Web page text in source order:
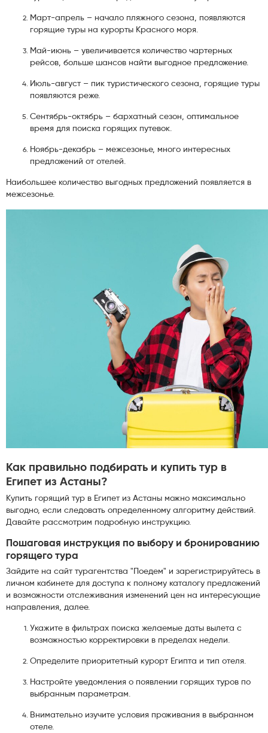
Март-апрель – начало пляжного сезона, появляются
горящие туры на курорты Красного моря.
Май-июнь – увеличивается количество чартерных
рейсов, больше шансов найти выгодное предложение.
Июль-август – пик туристического сезона, горящие туры
появляются реже.
Сентябрь-октябрь – бархатный сезон, оптимальное
время для поиска горящих путевок.
Ноябрь-декабрь – межсезонье, много интересных
предложений от отелей.
Наибольшее количество выгодных предложений появляется в
межсезонье.
Как правильно подбирать и купить тур в
Египет из Астаны?
Купить горящий тур в Египет из Астаны можно максимально
выгодно, если следовать определенному алгоритму действий.
Давайте рассмотрим подробную инструкцию.
Пошаговая инструкция по выбору и бронированию
горящего тура
Зайдите на сайт турагентства "Поедем" и зарегистрируйтесь в
личном кабинете для доступа к полному каталогу предложений
и возможности отслеживания изменений цен на интересующие
направления, далее.
Укажите в фильтрах поиска желаемые даты вылета с
возможностью корректировки в пределах недели.
Определите приоритетный курорт Египта и тип отеля.
Настройте уведомления о появлении горящих туров по
выбранным параметрам.
Внимательно изучите условия проживания в выбранном
отеле.